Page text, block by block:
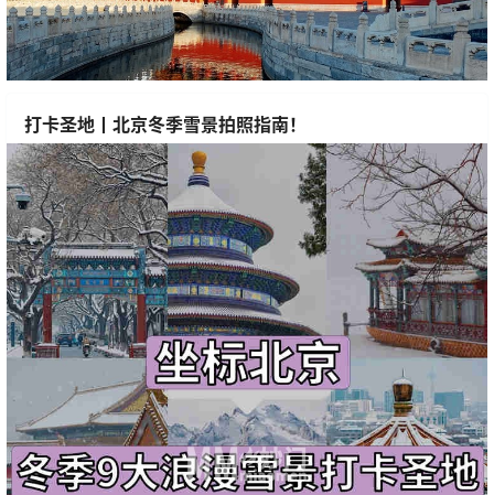
打卡圣地丨北京冬季雪景拍照指南！